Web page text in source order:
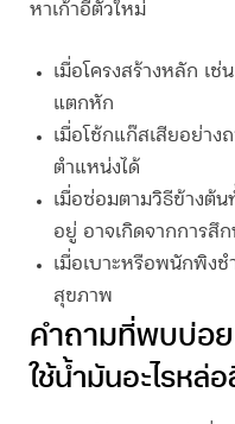
หาเก้าอี้ตัวใหม่
เมื่อโครงสร้างหลัก เ
แตกหัก
เมื่อโช้กแก๊สเสียอย่าง
ตำแหน่งได้
เมื่อซ่อมตามวิธีข้างต้น
อยู่ อาจเกิดจากการสึ
เมื่อเบาะหรือพนักพิงช
สุขภาพ
คำถามที่พบบ่อย
ใช้น้ำมันอะไรหล่